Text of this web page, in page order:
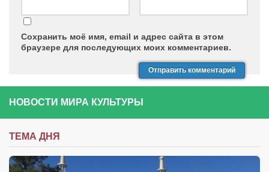
Сохранить моё имя, email и адрес сайта в этом
браузере для последующих моих комментариев.
НОВОСТИ МИРА КУЛЬТУРЫ
ТЕМА ДНЯ